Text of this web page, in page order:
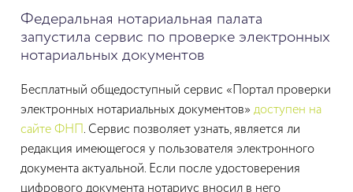
Федеральная нотариальная палата
запустила сервис по проверке электронных
нотариальных документов
Бесплатный общедоступный сервис «Портал проверки
электронных нотариальных документов» доступен на
сайте ФНП . Сервис позволяет узнать, является ли
редакция имеющегося у пользователя электронного
документа актуальной. Если после удостоверения
цифрового документа нотариус вносил в него